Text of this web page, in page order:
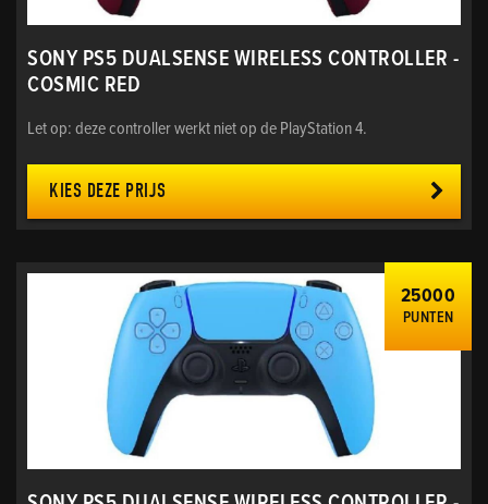
SONY PS5 DUALSENSE WIRELESS CONTROLLER -
COSMIC RED
Let op: deze controller werkt niet op de PlayStation 4.
KIES DEZE PRIJS
25000
PUNTEN